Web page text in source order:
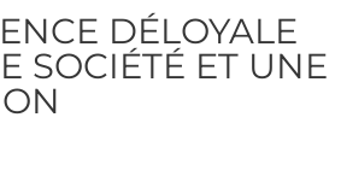
DÉLOYALE
SOCIÉTÉ ET UNE